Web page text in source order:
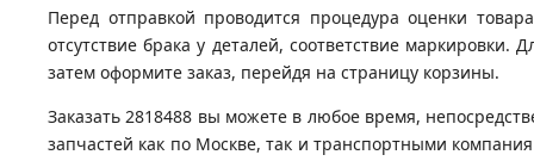
Перед отправкой проводится процедура оценки
отсутствие брака у деталей, соответствие
затем оформите заказ, перейдя на страницу корзины.
Заказать 2818488 вы можете в любое время,
запчастей как по Москве, так и транспортными